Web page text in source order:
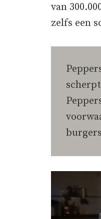
van
zelfs een